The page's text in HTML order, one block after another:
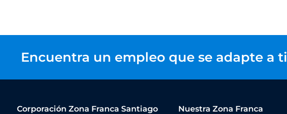
Encuentra un empleo que se adapte a ti
Corporación Zona Franca Santiago Nuestra Zona Franca